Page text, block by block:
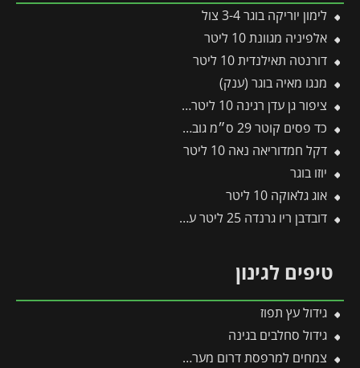
לימון יוריקה בוגר 3-4 צול
אלפיניה מגוונת 10 ליטר
דורנטה תאילנדית 10 ליטר
מנגו מאיה בוגר (ענק)
ציפור גן עדן רגינה 10 ליטר 2 יציאות
כד פסים קוטר 29 ס״מ גובה 29 ס״מ אפור בהיר
דקל חמדוריאה נאה 10 ליטר
יוזו בוגר
אוג גלאוקה 10 ליטר
דובדבן ריו גרנדה 25 ליטר עד 1 צול
טיפים לגינון
גידול עץ תפוז
גידול סחלבים בגינה
צמחים למרפסת דרום מערבית